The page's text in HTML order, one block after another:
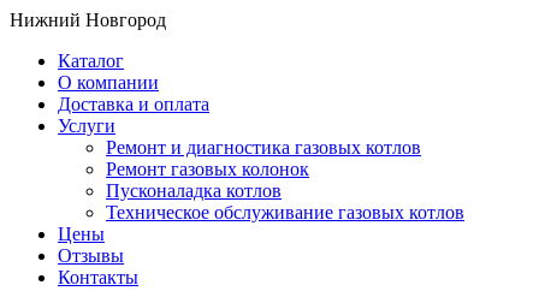
Нижний Новгород
Каталог
О компании
Доставка и оплата
Услуги
Ремонт и диагностика газовых котлов
Ремонт газовых колонок
Пусконаладка котлов
Техническое обслуживание газовых котлов
Цены
Отзывы
Контакты